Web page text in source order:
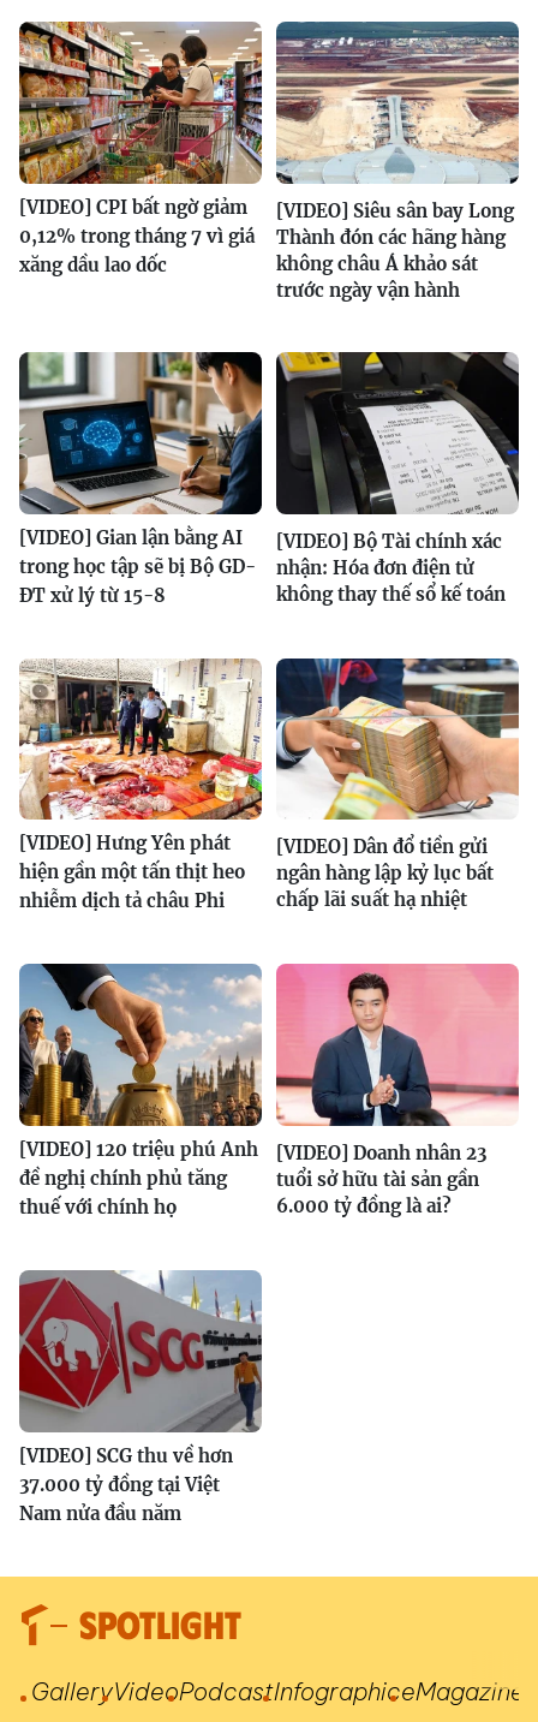
[VIDEO] CPI bất ngờ giảm
0,12% trong tháng 7 vì giá
xăng dầu lao dốc
[VIDEO] Siêu sân bay Long
Thành đón các hãng hàng
không châu Á khảo sát
trước ngày vận hành
[VIDEO] Gian lận bằng AI
trong học tập sẽ bị Bộ GD-
ĐT xử lý từ 15-8
[VIDEO] Bộ Tài chính xác
nhận: Hóa đơn điện tử
không thay thế sổ kế toán
[VIDEO] Hưng Yên phát
hiện gần một tấn thịt heo
nhiễm dịch tả châu Phi
[VIDEO] Dân đổ tiền gửi
ngân hàng lập kỷ lục bất
chấp lãi suất hạ nhiệt
[VIDEO] 120 triệu phú Anh
đề nghị chính phủ tăng
thuế với chính họ
[VIDEO] Doanh nhân 23
tuổi sở hữu tài sản gần
6.000 tỷ đồng là ai?
[VIDEO] SCG thu về hơn
37.000 tỷ đồng tại Việt
Nam nửa đầu năm
SPOTLIGHT
GalleryVideoPodcastInfographiceMagazine